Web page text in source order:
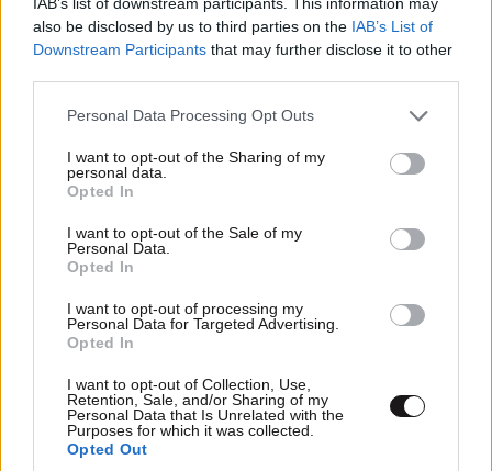
also be disclosed by us to third parties on the IAB’s List of
Downstream Participants that may further disclose it to other
Please note that this website/app uses one or more Google
not limited to your visit or usage behaviour. You may click to
grant or deny consent to Google and its third-party tags to
use your data for below specified purposes in below Google
consent section.
Personal Data Processing Opt Outs
I want to opt-out of the Sharing of my
personal data.
Opted In
I want to opt-out of the Sale of my
Personal Data.
Opted In
I want to opt-out of processing my
Personal Data for Targeted Advertising.
Opted In
I want to opt-out of Collection, Use,
Retention, Sale, and/or Sharing of my
Personal Data that Is Unrelated with the
Purposes for which it was collected.
Opted Out
των συνθηκών διαβίωσης σε
υποβαθμισμένες γειτονιές της
φαρμάκων δωρεάν σε όποιον είναι
άρρωστος από μεταδοτικά νοσήματα
και φυσικά χρειάζεται ενημέρωση και
φουκαράς βρέθηκε άρρωστος. Όλα
αυτά η Ελληνική πολιτεία αντί να τα
καταργεί ένα-ένα (ακόμα και πριν την
κρίση). Και αυτό φταίει πολύ
μετανάστη (όχι ότι δεν έχει και αυτός
τις ευθύνες του πολλές φορές)...